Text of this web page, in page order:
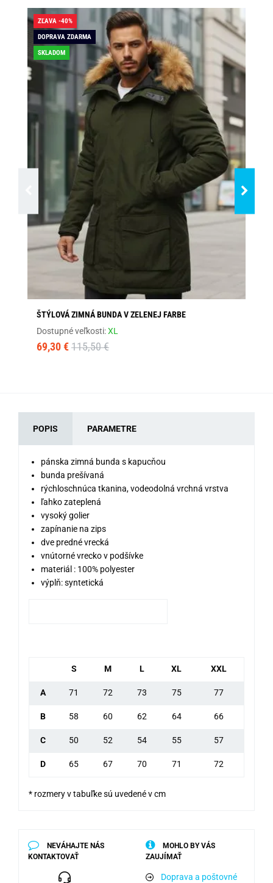
ZĽAVA -40%
DOPRAVA ZDARMA
SKLADOM
ŠTÝLOVÁ ZIMNÁ BUNDA V ZELENEJ FARBE
Dostupné veľkosti:XL
69,30 € 115,50 €
POPIS PARAMETRE
pánska zimná bunda s kapucňou
bunda prešívaná
rýchloschnúca tkanina, vodeodolná vrchná vrstva
ľahko zateplená
vysoký golier
zapínanie na zips
dve predné vrecká
vnútorné vrecko v podšívke
materiál : 100% polyester
výplň: syntetická
S M L XL XXL
A 71 72 73 75 77
B 58 60 62 64 66
C 50 52 54 55 57
D 65 67 70 71 72
* rozmery v tabuľke sú uvedené v cm
NEVÁHAJTE NÁS
KONTAKTOVAŤ
MOHLO BY VÁS
ZAUJÍMAŤ
Doprava a poštovné